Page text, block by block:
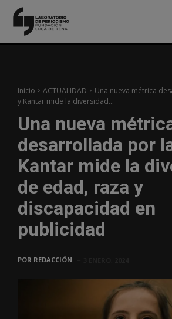
Inicio ACTUALIDAD
Una nueva métrica
y Kantar mide la diversidad...
Una nueva
desarrollada por
Kantar mide la
de edad, raza y
discapacidad en
publicidad
POR REDACCIÓN